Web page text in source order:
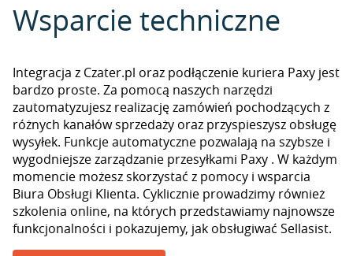
Wsparcie techniczne
Integracja z Czater.pl oraz podłączenie kuriera Paxy jest
bardzo proste. Za pomocą naszych narzędzi
zautomatyzujesz realizację zamówień pochodzących z
różnych kanałów sprzedaży oraz przyspieszysz obsługę
wysyłek. Funkcje automatyczne pozwalają na szybsze i
wygodniejsze zarządzanie przesyłkami Paxy . W każdym
momencie możesz skorzystać z pomocy i wsparcia
Biura Obsługi Klienta. Cyklicznie prowadzimy również
szkolenia online, na których przedstawiamy najnowsze
funkcjonalności i pokazujemy, jak obsługiwać Sellasist.